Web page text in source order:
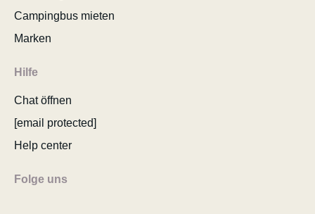
Campingbus mieten
Marken
Hilfe
Chat öffnen
[email protected]
Help center
Folge uns